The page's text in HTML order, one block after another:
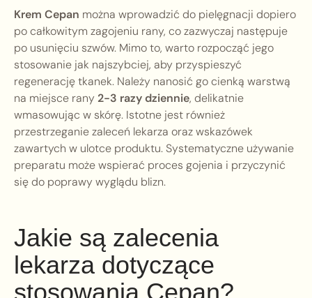
Krem Cepan można wprowadzić do pielęgnacji dopiero
po całkowitym zagojeniu rany, co zazwyczaj następuje
po usunięciu szwów. Mimo to, warto rozpocząć jego
stosowanie jak najszybciej, aby przyspieszyć
regenerację tkanek. Należy nanosić go cienką warstwą
na miejsce rany 2-3 razy dziennie, delikatnie
wmasowując w skórę. Istotne jest również
przestrzeganie zaleceń lekarza oraz wskazówek
zawartych w ulotce produktu. Systematyczne używanie
preparatu może wspierać proces gojenia i przyczynić
się do poprawy wyglądu blizn.
Jakie są zalecenia
lekarza dotyczące
stosowania Cepan?